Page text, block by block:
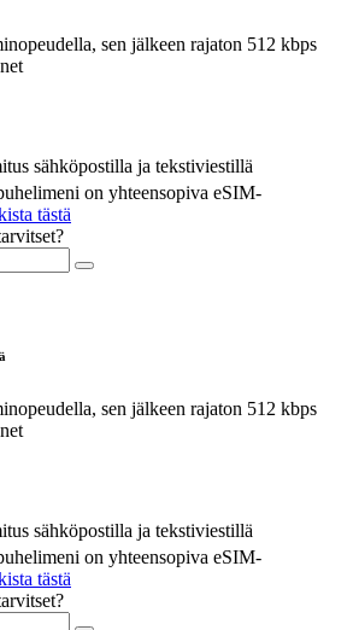
sen jälkeen rajaton 512 kbps
sähköpostilla ja tekstiviestillä
on yhteensopiva eSIM-
tästä
sen jälkeen rajaton 512 kbps
sähköpostilla ja tekstiviestillä
on yhteensopiva eSIM-
tästä